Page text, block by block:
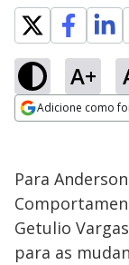
A+
Adicione como
Para
Getulio
para as